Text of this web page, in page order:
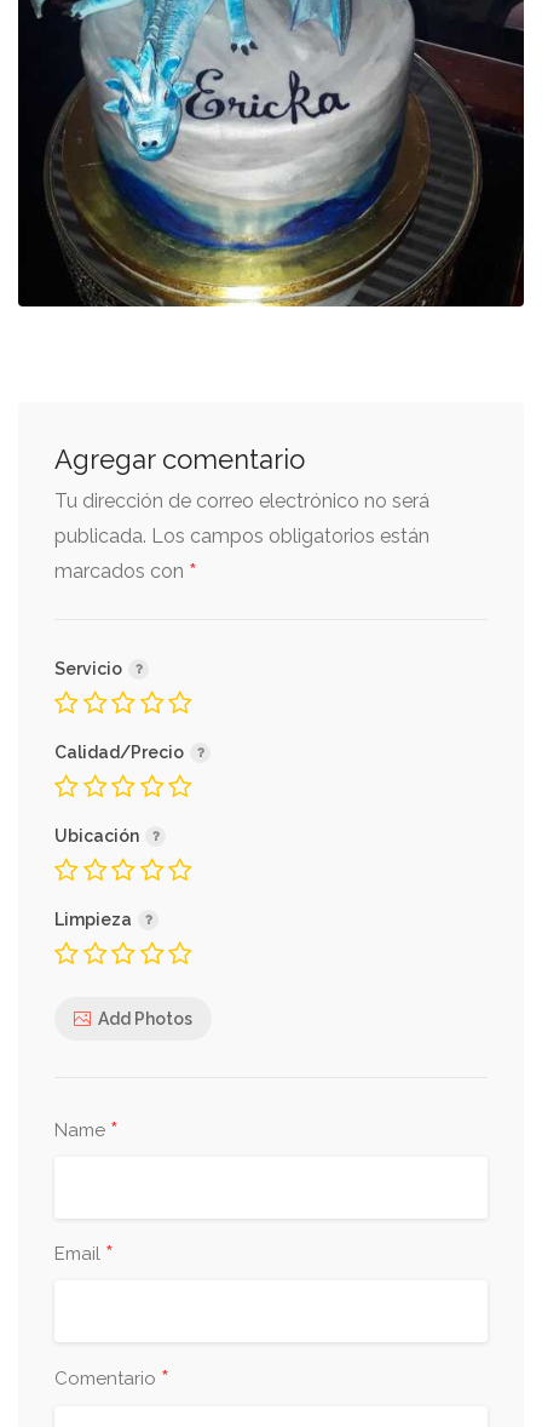
Agregar comentario
Tu dirección de correo electrónico no será
publicada. Los campos obligatorios están
marcados con *
Servicio
Calidad/Precio
Ubicación
Limpieza
Add Photos
Name *
Email *
Comentario *